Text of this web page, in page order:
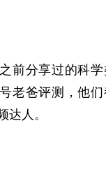
分享过的科学
老爸评测，他
达人。